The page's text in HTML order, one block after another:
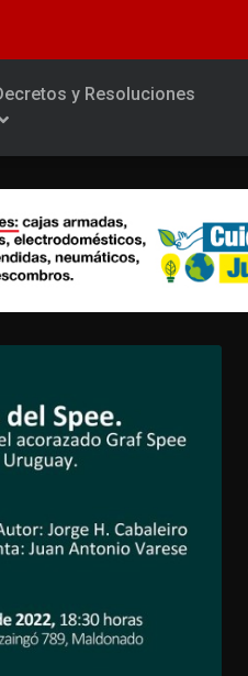
y Resoluciones